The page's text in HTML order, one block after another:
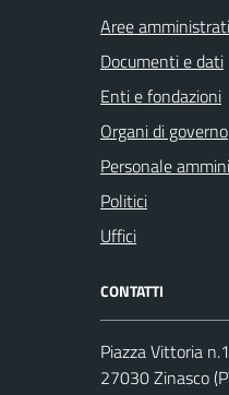
Aree
Documenti e dati
Enti e fondazioni
Organi di governo
Personale
Politici
Uffici
CONTATTI
Piazza Vittoria
27030 Zinasco